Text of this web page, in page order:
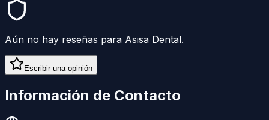
Aún no hay reseñas para Asisa Dental.
Escribir una opinión
Información de Contacto